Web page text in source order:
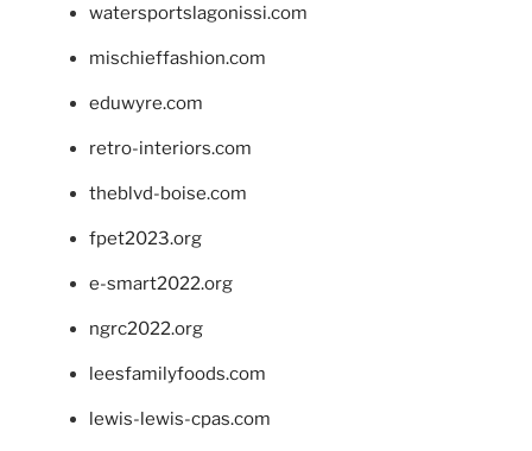
watersportslagonissi.com
mischieffashion.com
eduwyre.com
retro-interiors.com
theblvd-boise.com
fpet2023.org
e-smart2022.org
ngrc2022.org
leesfamilyfoods.com
lewis-lewis-cpas.com